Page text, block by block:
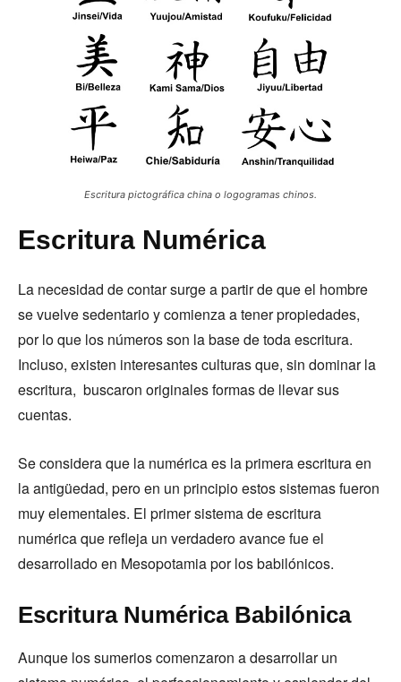
Escritura pictográfica china o logogramas chinos.
Escritura Numérica
La necesidad de contar surge a partir de que el hombre
se vuelve sedentario y comienza a tener propiedades,
por lo que los números son la base de toda escritura.
Incluso, existen interesantes culturas que, sin dominar la
escritura, buscaron originales formas de llevar sus
cuentas.
Se considera que la numérica es la primera escritura en
la antigüedad, pero en un principio estos sistemas fueron
muy elementales. El primer sistema de escritura
numérica que refleja un verdadero avance fue el
desarrollado en Mesopotamia por los babilónicos.
Escritura Numérica Babilónica
Aunque los sumerios comenzaron a desarrollar un